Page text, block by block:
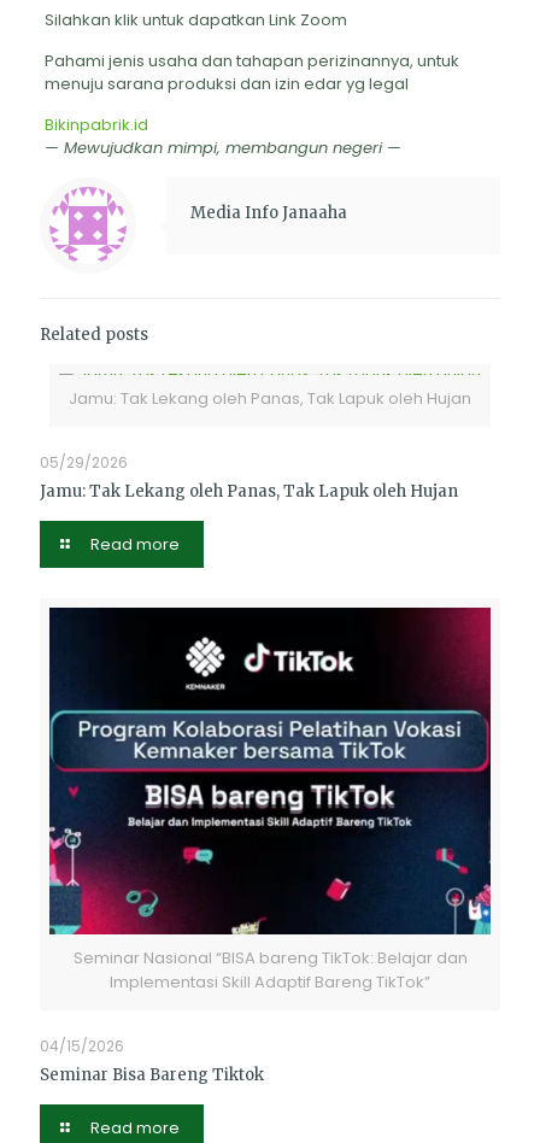
Silahkan klik untuk dapatkan Link Zoom
Pahami jenis usaha dan tahapan perizinannya, untuk
menuju sarana produksi dan izin edar yg legal
Bikinpabrik.id
— Mewujudkan mimpi, membangun negeri —
Media Info Janaaha
Related posts
Jamu: Tak Lekang oleh Panas, Tak Lapuk oleh Hujan
05/29/2026
Jamu: Tak Lekang oleh Panas, Tak Lapuk oleh Hujan
Read more
Seminar Nasional “BISA bareng TikTok: Belajar dan
Implementasi Skill Adaptif Bareng TikTok”
04/15/2026
Seminar Bisa Bareng Tiktok
Read more